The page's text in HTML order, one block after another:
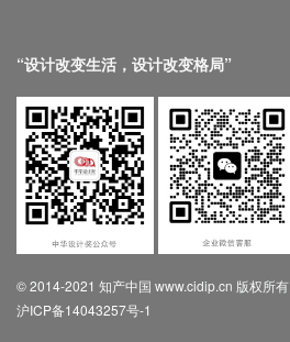
“设计改变生活，设计改变格局”
© 2014-2021 知产中国 www.cidip.cn 版权所有
沪ICP备14043257号-1